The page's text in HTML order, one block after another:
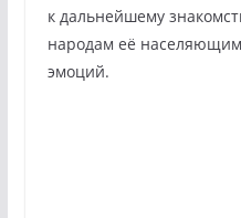
к дальнейшему
народам её
эмоций.